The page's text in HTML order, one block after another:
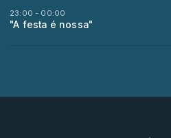
23:00 - 00:00
"A festa é nossa"